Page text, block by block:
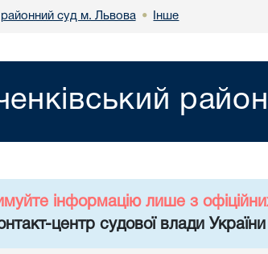
суд м. Львова • Інше
інформацію лише з
центр судової влади